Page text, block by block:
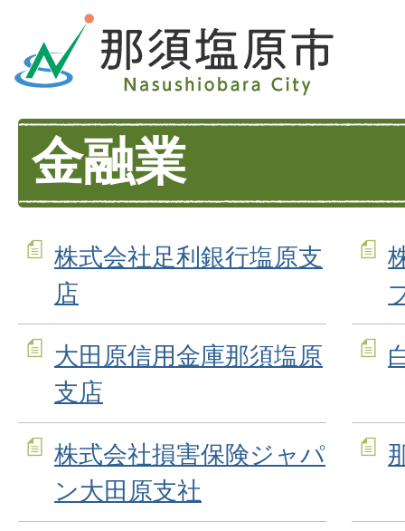
金融業
株式会社足利銀行塩原支
店
大田原信用金庫那須塩原
支店
株式会社損害保険ジャパ
ン大田原支社